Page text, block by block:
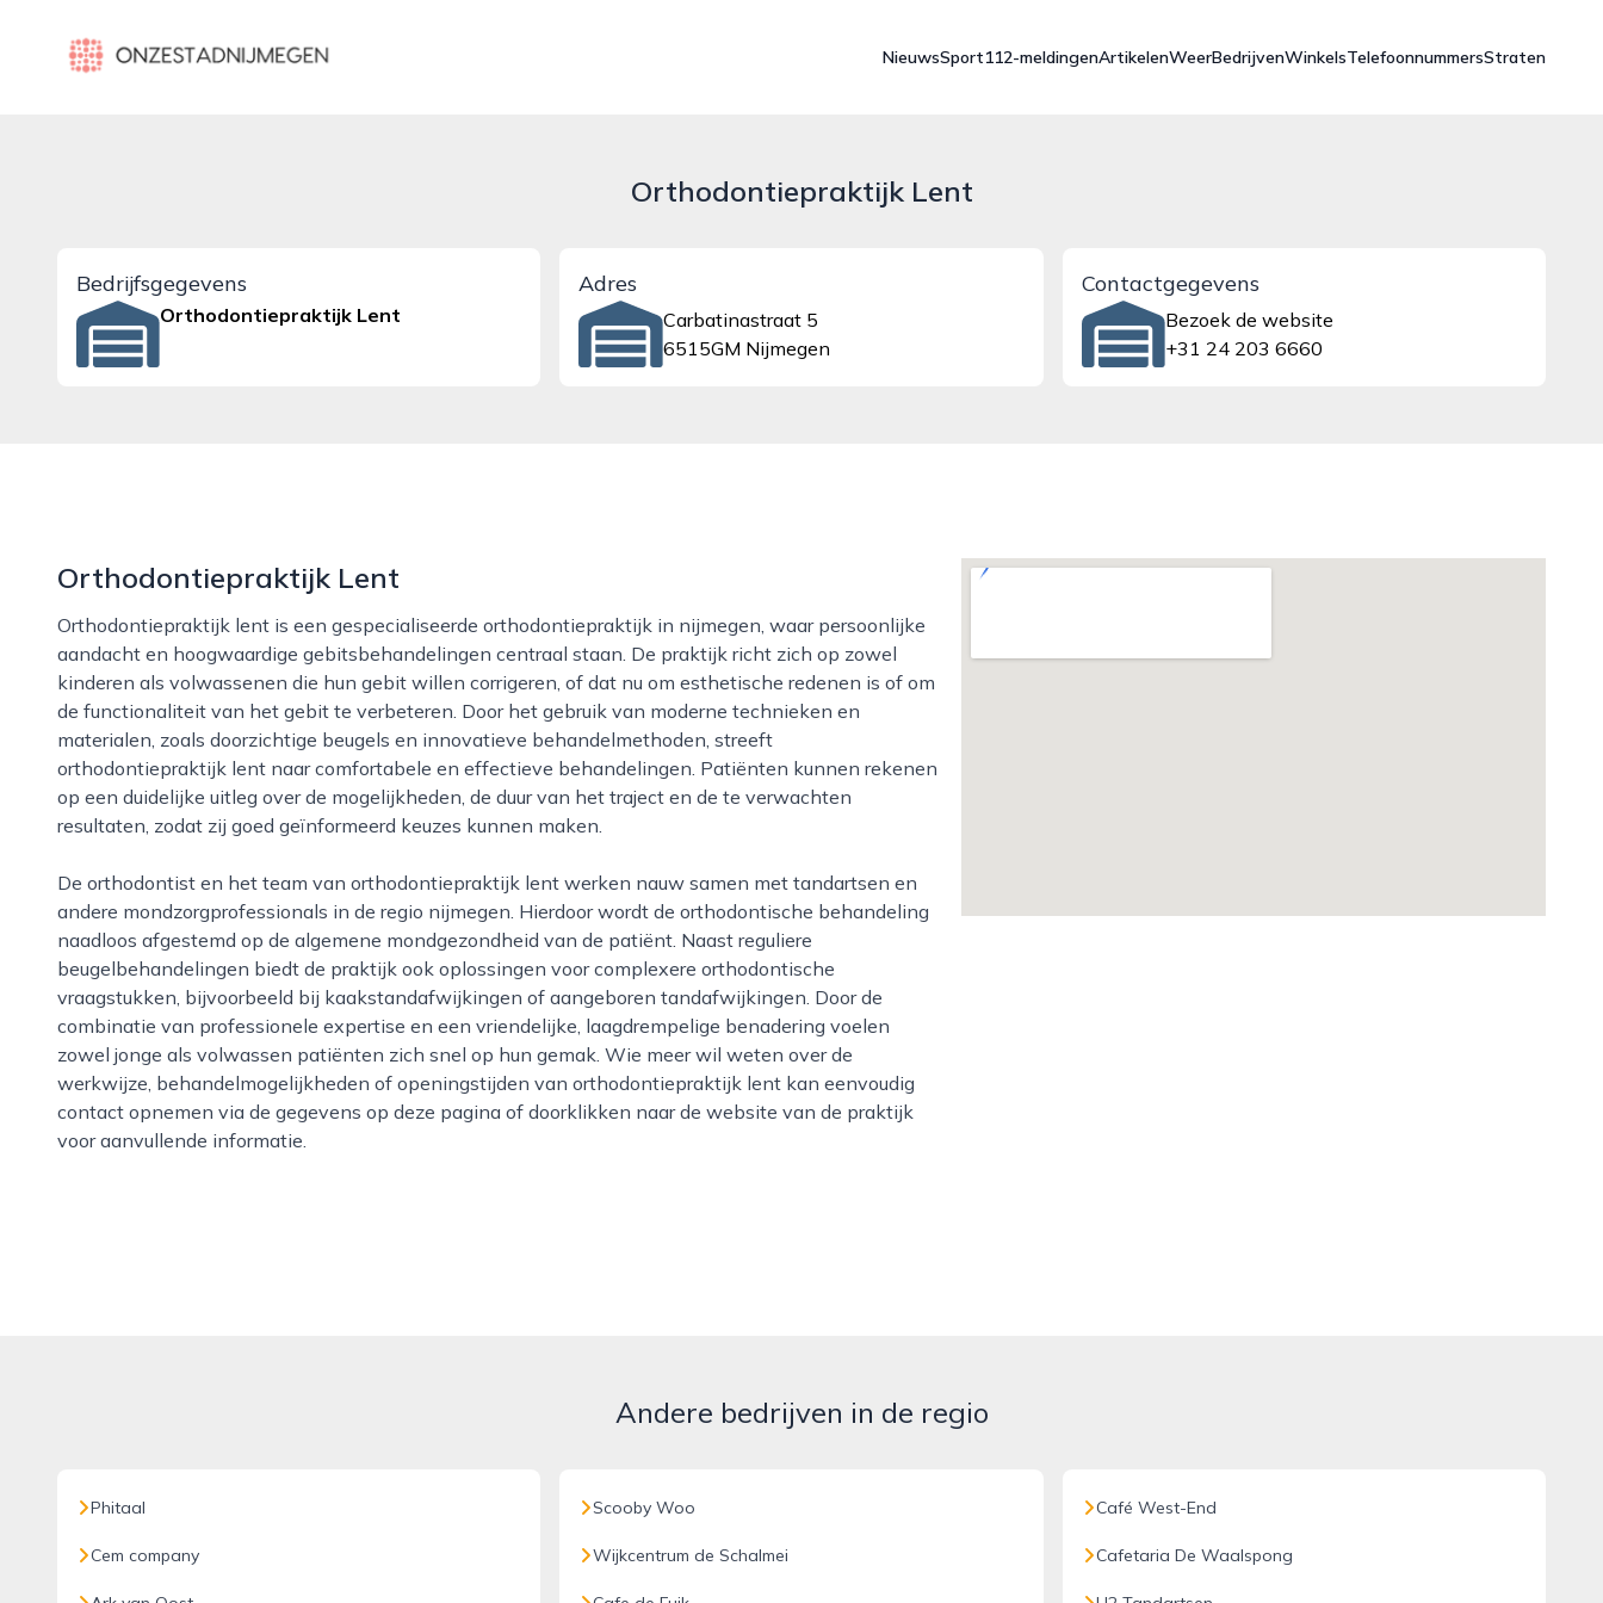
onzestadnijmegen.nl
NieuwsSport112-meldingenArtikelenWeerBedrijvenWinkelsTelefoonnummersStraten
Orthodontiepraktijk Lent
Bedrijfsgegevens
Orthodontiepraktijk Lent
Adres
Carbatinastraat 5
6515GM Nijmegen
Contactgegevens
Bezoek de website
+31 24 203 6660
Orthodontiepraktijk Lent
Orthodontiepraktijk lent is een gespecialiseerde orthodontiepraktijk in nijmegen, waar persoonlijke
aandacht en hoogwaardige gebitsbehandelingen centraal staan. De praktijk richt zich op zowel
kinderen als volwassenen die hun gebit willen corrigeren, of dat nu om esthetische redenen is of om
de functionaliteit van het gebit te verbeteren. Door het gebruik van moderne technieken en
materialen, zoals doorzichtige beugels en innovatieve behandelmethoden, streeft
orthodontiepraktijk lent naar comfortabele en effectieve behandelingen. Patiënten kunnen rekenen
op een duidelijke uitleg over de mogelijkheden, de duur van het traject en de te verwachten
resultaten, zodat zij goed geïnformeerd keuzes kunnen maken.
De orthodontist en het team van orthodontiepraktijk lent werken nauw samen met tandartsen en
andere mondzorgprofessionals in de regio nijmegen. Hierdoor wordt de orthodontische behandeling
naadloos afgestemd op de algemene mondgezondheid van de patiënt. Naast reguliere
beugelbehandelingen biedt de praktijk ook oplossingen voor complexere orthodontische
vraagstukken, bijvoorbeeld bij kaakstandafwijkingen of aangeboren tandafwijkingen. Door de
combinatie van professionele expertise en een vriendelijke, laagdrempelige benadering voelen
zowel jonge als volwassen patiënten zich snel op hun gemak. Wie meer wil weten over de
werkwijze, behandelmogelijkheden of openingstijden van orthodontiepraktijk lent kan eenvoudig
contact opnemen via de gegevens op deze pagina of doorklikken naar de website van de praktijk
voor aanvullende informatie.
Andere bedrijven in de regio
Phitaal
Cem company
Scooby Woo
Wijkcentrum de Schalmei
Café West-End
Cafetaria De Waalspong